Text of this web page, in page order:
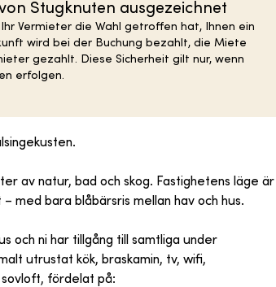
Stugknuten ausgezeichnet
Vermieter die Wahl getroffen hat, Ihnen ein
wird bei der Buchung bezahlt, die Miete
gezahlt. Diese Sicherheit gilt nur, wenn
erfolgen.
av natur, bad och skog. Fastighetens läge är
med bara blåbärsris mellan hav och hus.
och ni har tillgång till samtliga under
utrustat kök, braskamin, tv, wifi,
fördelat på: